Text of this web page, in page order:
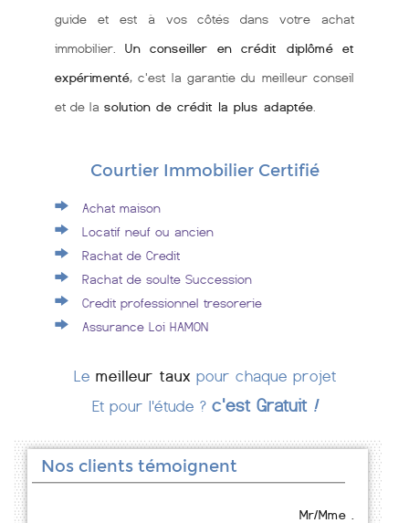
guide et est à vos côtés dans votre achat
immobilier. Un conseiller en crédit diplômé et
expérimenté, c'est la garantie du meilleur conseil
et de la solution de crédit la plus adaptée
Courtier Immobilier Certifié
Achat maison
Locatif neuf ou ancien
Rachat de Credit
Rachat de soulte Succession
Credit professionnel tresorerie
Assurance Loi HAMON
Le meilleur taux pour chaque projet
Et pour l'étude ? c'est Gratuit !
Nos clients témoignent
Mr/Mme .